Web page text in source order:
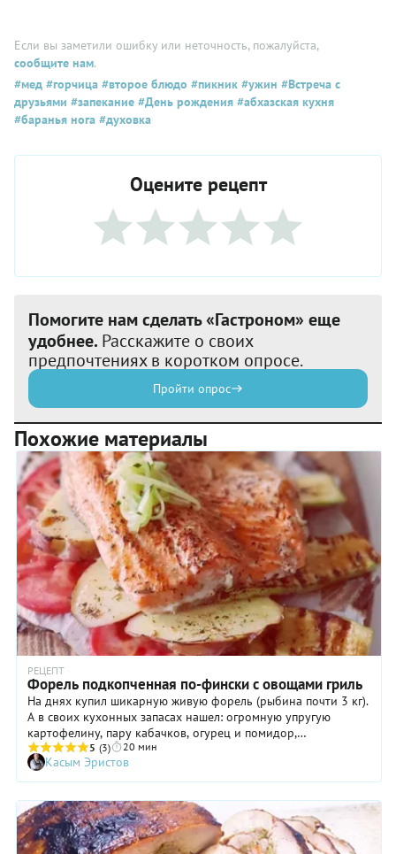
Если вы заметили ошибку или неточность, пожалуйста,
сообщите нам.
#мед #горчица #второе блюдо #пикник #ужин #Встреча с
друзьями #запекание #День рождения #абхазская кухня
#баранья нога #духовка
Оцените рецепт
Помогите нам сделать «Гастроном» еще
удобнее. Расскажите о своих
предпочтениях в коротком опросе.
Пройти опрос
Похожие материалы
РЕЦЕПТ
Форель подкопченная по-фински с овощами гриль
На днях купил шикарную живую форель (рыбина почти 3 кг).
А в своих кухонных запасах нашел: огромную упругую
картофелину, пару кабачков, огурец и помидор,
бальзамический соус, баночку розмариновой соли
собственного производства и купленный когда-то о-о-очень
давно пакет для копчения. Ну и "скрестил" я, кулинарным
образом, эти "ингредиенты"...Результат превзошел все
ожидания - блюдо оказалось, воистину, достойно Гурманов!
Спешу поделиться с вами! Живите вкусно! Ваш К. Э.
@eristov_kasim
5 (3) 20 мин
Касым Эристов